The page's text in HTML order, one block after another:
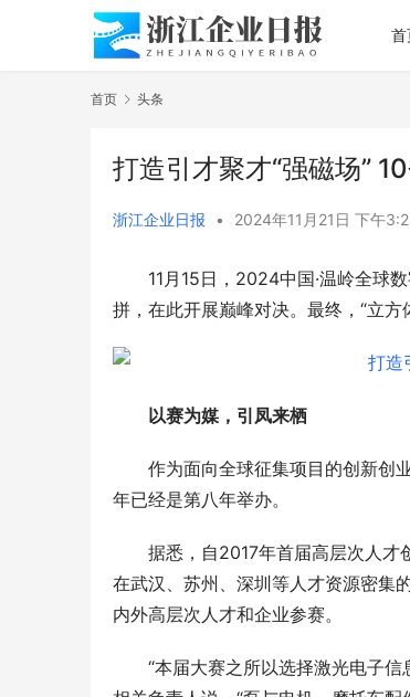
首
首页 头条
打造引才聚才“强磁场”
浙江企业日报 • 2024年11月21日 下午
11月15日，2024中国·温岭全球
拼，在此开展巅峰对决。最终，“立方
以赛为媒，引凤来栖
作为面向全球征集项目的创新创
年已经是第八年举办。
据悉，自2017年首届高层次人才
在武汉、苏州、深圳等人才资源密集
内外高层次人才和企业参赛。
“本届大赛之所以选择激光电子